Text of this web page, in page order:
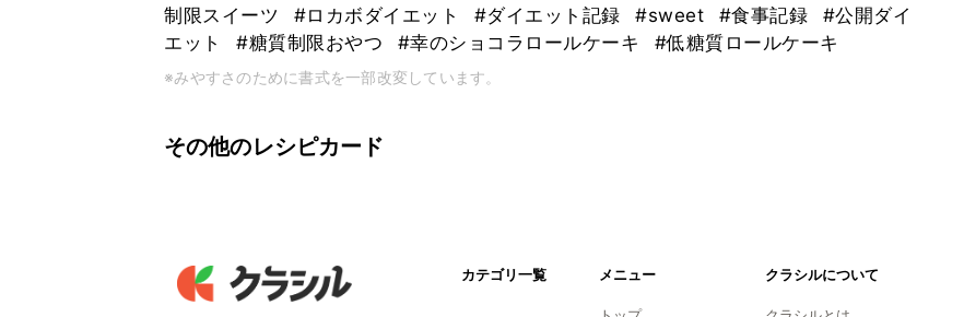
制限スイーツ
#ロカボダイエット #ダイエット記録 #sweet #食事記録
#公開ダイ
エット
#糖質制限おやつ #幸のショコラロールケーキ #低糖質ロールケーキ
※みやすさのために書式を一部改変しています。
その他のレシピカード
カテゴリ一覧 メニュー クラシルについて